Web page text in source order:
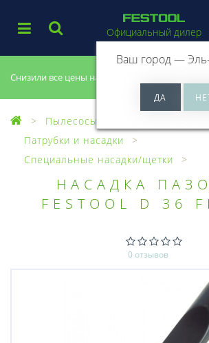
Снизили все цены на 20%, успей купить!
Официальный дилер
Ваш город —
Пылесосы
Патрубки и насадки
Специальные насадки/щетки
НАСАДКА
FESTOOL D 36
0 отзывов